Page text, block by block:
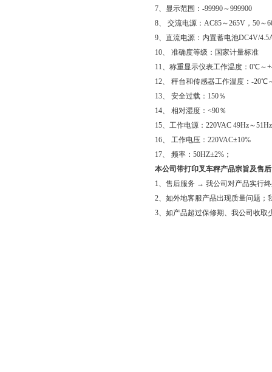
7、显示范围：-99990～999900
8、 交流电源：AC85～265V，50～
9、直流电源：内置蓄电池DC4V/
10、 准确度等级：国家计量标准
11、称重显示仪表工作温度：0℃～
12、 秤台和传感器工作温度：-
13、 安全过载：150％
14、 相对湿度：<90％
15、工作电源：220VAC 49Hz～51Hz
16、 工作电压：220VAC±10%
17、 频率：50HZ±2%；
本公司带打印叉车秤产品宗旨及售
1、售后服务 → 我公司对产品实行
2、如外地客服产品出现质量问题；
3、如产品超过保修期、我公司收取